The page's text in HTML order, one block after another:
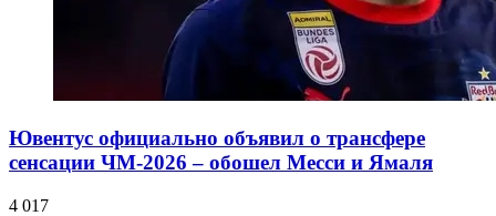
Ювентус официально объявил о трансфере
сенсации ЧМ-2026 – обошел Месси и Ямаля
4 017